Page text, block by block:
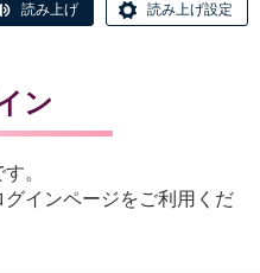
読み上げ 読み上げ設定
ン
。
インページをご利用くだ